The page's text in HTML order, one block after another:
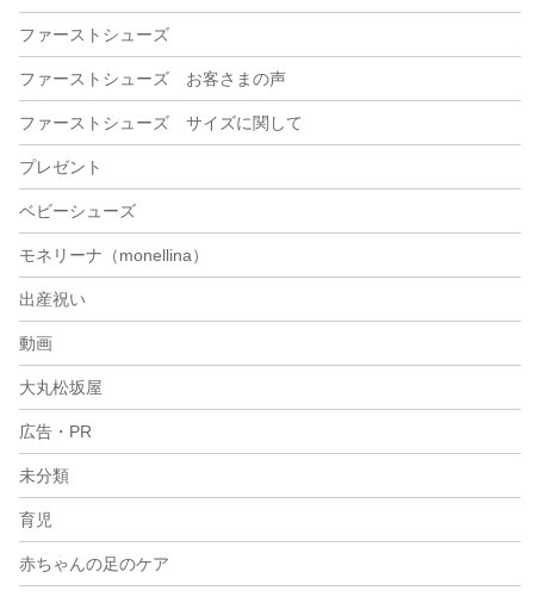
ファーストシューズ
ファーストシューズ お客さまの声
ファーストシューズ サイズに関して
プレゼント
ベビーシューズ
モネリーナ（monellina）
出産祝い
動画
大丸松坂屋
広告・PR
未分類
育児
赤ちゃんの足のケア